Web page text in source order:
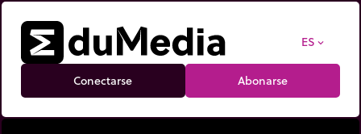
ES expand_more
Conectarse Abonarse